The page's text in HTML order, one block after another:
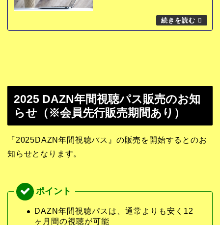
2025 DAZN年間視聴パス販売のお知
らせ（※会員先行販売期間あり）
『2025DAZN年間視聴パス』の販売を開始するとのお
知らせとなります。
DAZN年間視聴パスは、通常よりも安く12
ヶ月間の視聴が可能